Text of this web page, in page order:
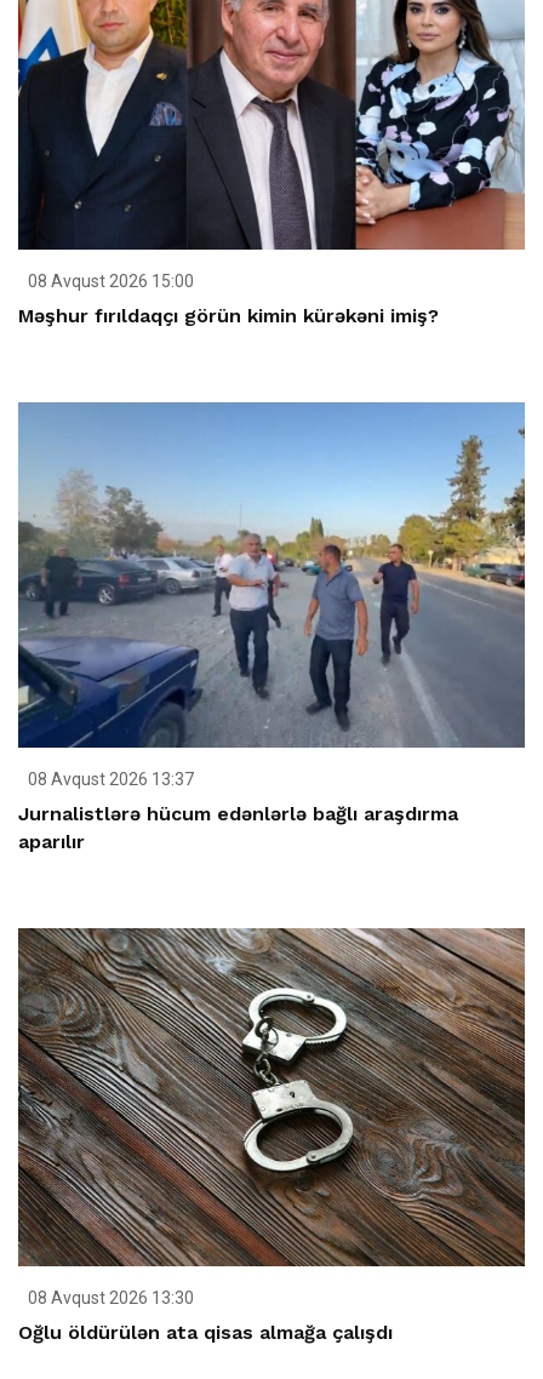
08 Avqust 2026 15:00
Məşhur fırıldaqçı görün kimin kürəkəni imiş?
08 Avqust 2026 13:37
Jurnalistlərə hücum edənlərlə bağlı araşdırma
aparılır
08 Avqust 2026 13:30
Oğlu öldürülən ata qisas almağa çalışdı